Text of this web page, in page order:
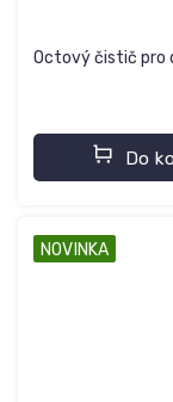
Octový čistič pro
Do
NOVINKA